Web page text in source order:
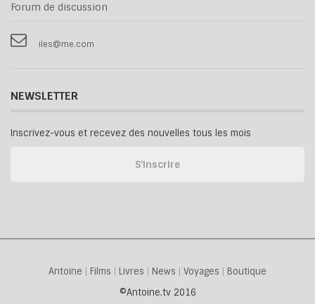
Forum de discussion
iles@me.com
NEWSLETTER
Inscrivez-vous et recevez des nouvelles tous les mois
Antoine Films Livres News Voyages
Boutique
©Antoine.tv 2016